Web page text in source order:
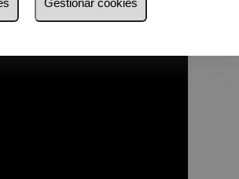
natural privilegiado, con +500 m2
de finca.
Gestionar cookies